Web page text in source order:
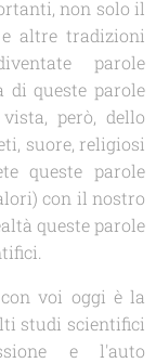
non solo il
altre tradizioni
parole
di queste parole
però, dello
suore, religiosi
queste parole
con il nostro
queste parole
voi oggi è la
studi scientifici
e l'auto